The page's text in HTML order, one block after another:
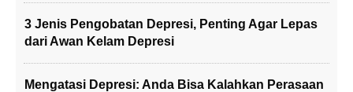
3 Jenis Pengobatan Depresi, Penting Agar Lepas
dari Awan Kelam Depresi
Mengatasi Depresi: Anda Bisa Kalahkan Perasaan